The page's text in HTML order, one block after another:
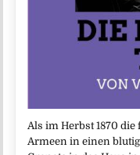
Als im Herbst 1870
Armeen in einen